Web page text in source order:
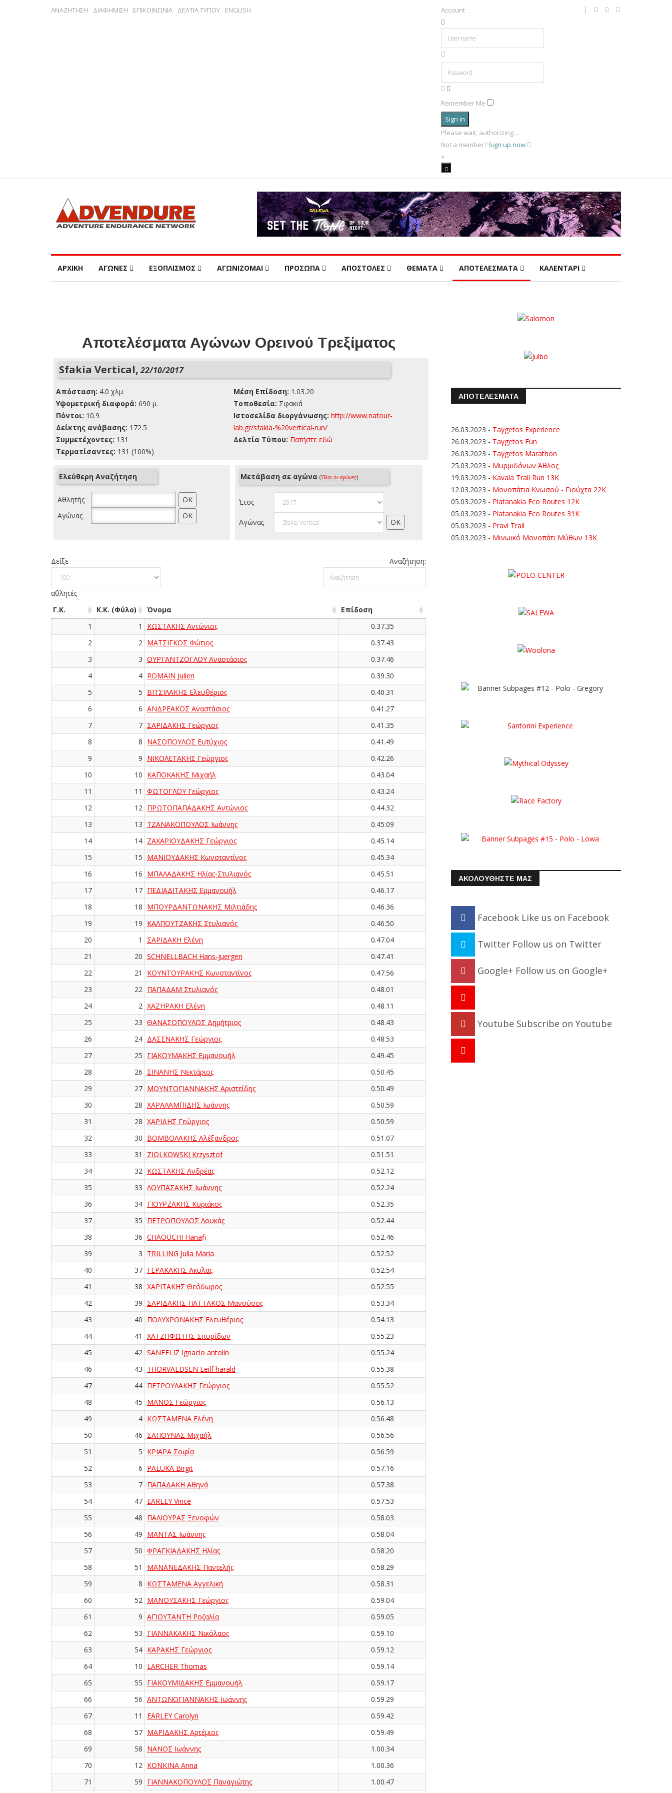
ΑΝΑΖΗΤΗΣΗ ΔΙΑΦΗΜΙΣΗ ΕΠΙΚΟΙΝΩΝΙΑ ΔΕΛΤΙΑ ΤΥΠΟΥ ENGLISH Account
Remember Me
Sign in
Please wait, authorizing ...
Not a member? Sign up now
×
ΑΡΧΙΚΗ ΑΓΩΝΕΣ ΕΞΟΠΛΙΣΜΟΣ ΑΓΩΝΙΖΟΜΑΙ ΠΡΟΣΩΠΑ ΑΠΟΣΤΟΛΕΣ ΘΕΜΑΤΑ ΑΠΟΤΕΛΕΣΜΑΤΑ ΚΑΛΕΝΤΑΡΙ
Αποτελέσματα Αγώνων Ορεινού Τρεξίματος
Sfakia Vertical,22/10/2017
Απόσταση: 4.0 χλμ
Yψομετρική διαφορά: 690 μ.
Πόντοι: 10.9
Δείκτης ανάβασης: 172.5
Συμμετέχοντες: 131
Τερματίσαντες: 131 (100%)
Μέση Επίδοση: 1.03.20
Τοποθεσία: Σφακιά
Ιστοσελίδα διοργάνωσης: http://www.natour-
lab.gr/sfakia-%20vertical-run/
Δελτία Τύπου: Πατήστε εδώ
Ελεύθερη Αναζήτηση
Αθλητής
Αγώνας
Μετάβαση σε αγώνα (Όλοι οι αγώνες)
Έτος
Αγώνας
Δείξε
αθλητές
Αναζήτηση:
Γ.Κ. Κ.Κ. (Φύλο) Όνομα
Επίδοση
1
1 ΚΩΣΤΑΚΗΣ Αντώνιος
0.37.35
2
2 ΜΑΤΣΙΓΚΟΣ Φώτιος
0.37.43
3
3 ΟΥΡΓΑΝΤΖΟΓΛΟΥ Αναστάσιος
0.37.46
4
4 ROMAIN Julien
0.39.30
5
5 ΒΙΤΣΙΛΑΚΗΣ Ελευθέριος
0.40.31
6
6 ΑΝΔΡΕΑΚΟΣ Αναστάσιος
0.41.27
7
7 ΣΑΡΙΔΑΚΗΣ Γεώργιος
0.41.35
8
8 ΝΑΣΟΠΟΥΛΟΣ Ευτύχιος
0.41.49
9
9 ΝΙΚΟΛΕΤΑΚΗΣ Γεώργιος
0.42.26
10
10 ΚΑΠΟΚΑΚΗΣ Μιχαήλ
0.43.04
11
11 ΦΩΤΟΓΛΟΥ Γεώργιος
0.43.24
12
12 ΠΡΩΤΟΠΑΠΑΔΑΚΗΣ Αντώνιος
0.44.32
13
13 ΤΖΑΝΑΚΟΠΟΥΛΟΣ Ιωάννης
0.45.09
14
14 ΖΑΧΑΡΙΟΥΔΑΚΗΣ Γεώργιος
0.45.14
15
15 ΜΑΝΙΟΥΔΑΚΗΣ Κωνσταντίνος
0.45.34
16
16 ΜΠΑΛΑΔΑΚΗΣ Ηλίας-Στυλιανός
0.45.51
17
17 ΠΕΔΙΑΔΙΤΑΚΗΣ Εμμανουήλ
0.46.17
18
18 ΜΠΟΥΡΔΑΝΤΩΝΑΚΗΣ Μιλτιάδης
0.46.36
19
19 ΚΑΛΠΟΥΤΖΑΚΗΣ Στυλιανός
0.46.50
20
1 ΣΑΡΙΔΑΚΗ Ελένη
0.47.04
21
20 SCHNELLBACH Hans-juergen
0.47.41
22
21 ΚΟΥΝΤΟΥΡΑΚΗΣ Κωνσταντίνος
0.47.56
23
22 ΠΑΠΑΔΑΜ Στυλιανός
0.48.01
24
2 ΧΑΖΗΡΑΚΗ Ελένη
0.48.11
25
23 ΘΑΝΑΣΟΠΟΥΛΟΣ Δημήτριος
0.48.43
26
24 ΔΑΣΕΝΑΚΗΣ Γεώργιος
0.48.53
27
25 ΓΙΑΚΟΥΜΑΚΗΣ Εμμανουήλ
0.49.45
28
26 ΣΙΝΑΝΗΣ Νεκτάριος
0.50.45
29
27 ΜΟΥΝΤΟΓΙΑΝΝΑΚΗΣ Αριστείδης
0.50.49
30
28 ΧΑΡΑΛΑΜΠΙΔΗΣ Ιωάννης
0.50.59
31
28 ΧΑΡΙΔΗΣ Γεώργιος
0.50.59
32
30 ΒΟΜΒΟΛΑΚΗΣ Αλέξανδρος
0.51.07
33
31 ZIOLKOWSKI Krzysztof
0.51.51
34
32 ΚΩΣΤΑΚΗΣ Ανδρέας
0.52.12
35
33 ΛΟΥΠΑΣΑΚΗΣ Ιωάννης
0.52.24
36
34 ΓΙΟΥΡΖΑΚΗΣ Κυριάκος
0.52.35
37
35 ΠΕΤΡΟΠΟΥΛΟΣ Λουκάς
0.52.44
38
36 CHAOUCHI Hanafi
0.52.46
39
3 TRILLING Julia Maria
0.52.52
40
37 ΓΕΡΑΚΑΚΗΣ Ακυλας
0.52.54
41
38 ΧΑΡΙΤΑΚΗΣ Θεόδωρος
0.52.55
42
39 ΣΑΡΙΔΑΚΗΣ ΠΑΤΤΑΚΟΣ Μανούσος
0.53.34
43
40 ΠΟΛΥΧΡΟΝΑΚΗΣ Ελευθέριος
0.54.13
44
41 ΧΑΤΖΗΦΩΤΗΣ Σπυρίδων
0.55.23
45
42 SANFELIZ Ignacio antolin
0.55.24
46
43 THORVALDSEN Leilf harald
0.55.38
47
44 ΠΕΤΡΟΥΛΑΚΗΣ Γεώργιος
0.55.52
48
45 ΜΑΝΟΣ Γεώργιος
0.56.13
49
4 ΚΩΣΤΑΜΕΝΑ Ελένη
0.56.48
50
46 ΣΑΠΟΥΝΑΣ Μιχαήλ
0.56.56
51
5 ΚΡΙΑΡΑ Σοφία
0.56.59
52
6 PALUKA Birgit
0.57.16
53
7 ΠΑΠΑΔΑΚΗ Αθηνά
0.57.38
54
47 EARLEY Vince
0.57.53
55
48 ΠΑΛΙΟΥΡΑΣ Ξενοφών
0.58.03
56
49 ΜΑΝΤΑΣ Ιωάννης
0.58.04
57
50 ΦΡΑΓΚΙΑΔΑΚΗΣ Ηλίας
0.58.20
58
51 ΜΑΝΑΝΕΔΑΚΗΣ Παντελής
0.58.29
59
8 ΚΩΣΤΑΜΕΝΑ Αγγελική
0.58.31
60
52 ΜΑΝΟΥΣΑΚΗΣ Γεώργιος
0.59.04
61
9 ΑΓΙΟΥΤΑΝΤΗ Ροζαλία
0.59.05
62
53 ΓΙΑΝΝΑΚΑΚΗΣ Νικόλαος
0.59.10
63
54 ΚΑΡΑΚΗΣ Γεώργιος
0.59.12
64
10 LARCHER Thomas
0.59.14
65
55 ΓΙΑΚΟΥΜΙΔΑΚΗΣ Εμμανουήλ
0.59.17
66
56 ΑΝΤΩΝΟΓΙΑΝΝΑΚΗΣ Ιωάννης
0.59.29
67
11 EARLEY Carolyn
0.59.42
68
57 ΜΑΡΙΔΑΚΗΣ Αρτέμιος
0.59.49
69
58 ΝΑΝΟΣ Ιωάννης
1.00.34
70
12 KONKINA Anna
1.00.36
71
59 ΓΙΑΝΝΑΚΟΠΟΥΛΟΣ Παναγιώτης 1.00.47
ΑΠΟΤΕΛΕΣΜΑΤΑ
26.03.2023 - Taygetos Experience
26.03.2023 - Taygetos Fun
26.03.2023 - Taygetos Marathon
25.03.2023 - Μυρμιδόνων Άθλος
19.03.2023 - Kavala Trail Run 13K
12.03.2023 - Μονοπάτια Κνωσού - Γιούχτα 22Κ
05.03.2023 - Platanakia Eco Routes 12K
05.03.2023 - Platanakia Eco Routes 31K
05.03.2023 - Pravi Trail
05.03.2023 - Μινωικό Μονοπάτι Μύθων 13Κ
ΑΚΟΛΟΥΘΗΣΤΕ ΜΑΣ
Facebook Like us on Facebook
Twitter Follow us on Twitter
Google+ Follow us on Google+
Youtube Subscribe on Youtube